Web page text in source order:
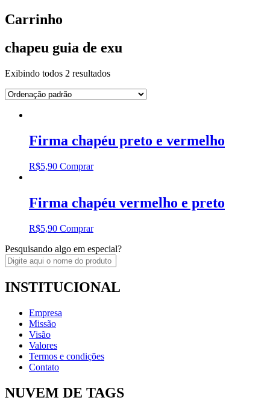
Carrinho
chapeu guia de exu
Exibindo todos 2 resultados
Firma chapéu preto e vermelho
R$5,90 Comprar
Firma chapéu vermelho e preto
R$5,90 Comprar
Pesquisando algo em especial?
INSTITUCIONAL
Empresa
Missão
Visão
Valores
Termos e condições
Contato
NUVEM DE TAGS